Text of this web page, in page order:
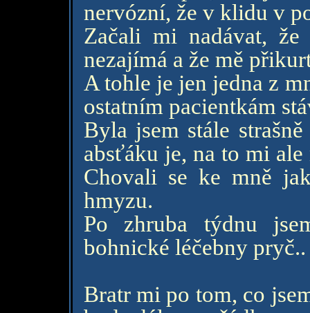
nervózní, že v klidu v
Začali mi nadávat,
nezajímá a že mě
A tohle je jen jedna z
ostatním pacientkám
Byla jsem stále
absťáku je, na to mi
Chovali se ke mně
hmyzu.
Po zhruba týdnu
bohnické léčebny pryč..
Bratr mi po tom, co